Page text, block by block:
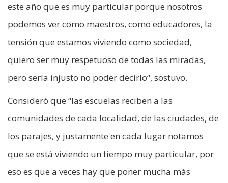
este año que es muy particular porque nosotros
podemos ver como maestros, como educadores, la
tensión que estamos viviendo como sociedad,
quiero ser muy respetuoso de todas las miradas,
pero sería injusto no poder decirlo“, sostuvo.
Consideró que “las escuelas reciben a las
comunidades de cada localidad, de las ciudades, de
los parajes, y justamente en cada lugar notamos
que se está viviendo un tiempo muy particular, por
eso es que a veces hay que poner mucha más